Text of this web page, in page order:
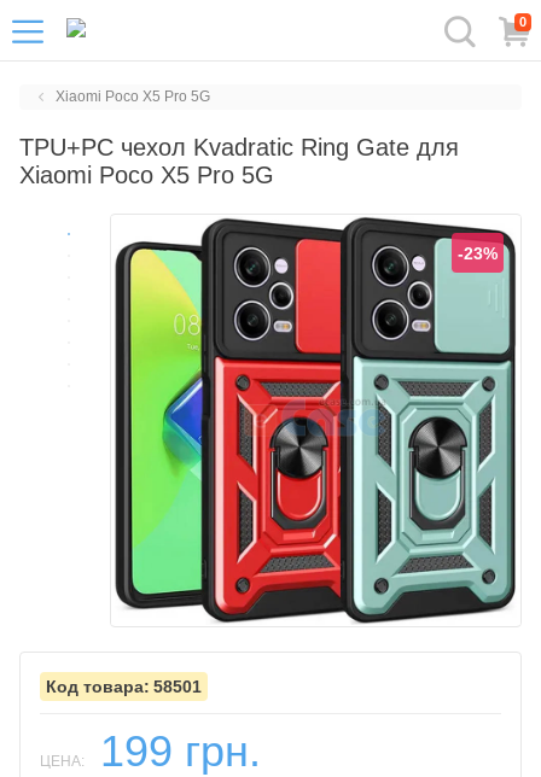
0
Xiaomi Poco X5 Pro 5G
TPU+PC чехол Kvadratic Ring Gate для
Xiaomi Poco X5 Pro 5G
-23%
58501
ЦЕНА: 199 грн.